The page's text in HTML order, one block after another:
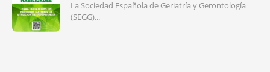
La Sociedad Española de Geriatría y Gerontología
(SEGG)...